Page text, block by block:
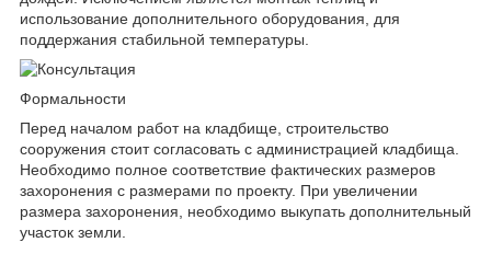
использование дополнительного оборудования, для
поддержания стабильной температуры.
Формальности
Перед началом работ на кладбище, строительство
сооружения стоит согласовать с администрацией кладбища.
Необходимо полное соответствие фактических размеров
захоронения с размерами по проекту. При увеличении
размера захоронения, необходимо выкупать дополнительный
участок земли.